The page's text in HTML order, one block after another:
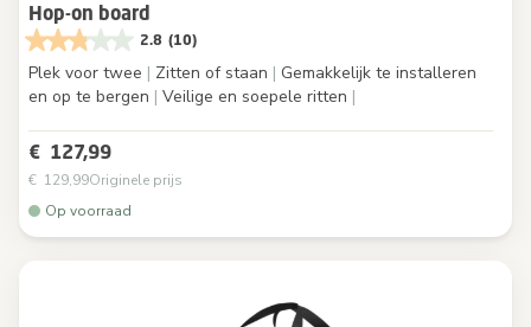
Hop-on board
2.8 (10)
Plek voor twee | Zitten of staan | Gemakkelijk te installeren
en op te bergen | Veilige en soepele ritten |
€ 127,99
€ 129,99Originele prijs
Op voorraad